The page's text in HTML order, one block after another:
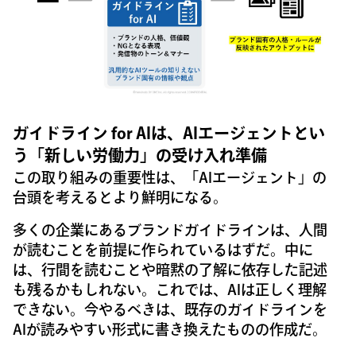
ガイドライン for AIは、AIエージェントとい
う「新しい労働力」の受け入れ準備
この取り組みの重要性は、「AIエージェント」の
台頭を考えるとより鮮明になる。
多くの企業にあるブランドガイドラインは、人間
が読むことを前提に作られているはずだ。中に
は、行間を読むことや暗黙の了解に依存した記述
も残るかもしれない。これでは、AIは正しく理解
できない。今やるべきは、既存のガイドラインを
AIが読みやすい形式に書き換えたものの作成だ。